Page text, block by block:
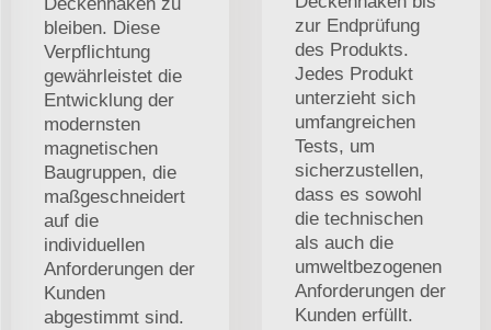
Deckenhaken zu
bleiben. Diese
Verpflichtung
gewährleistet die
Entwicklung der
modernsten
magnetischen
Baugruppen, die
maßgeschneidert
auf die
individuellen
Anforderungen der
Kunden
abgestimmt sind.
zur Endprüfung
des Produkts.
Jedes Produkt
unterzieht sich
umfangreichen
Tests, um
sicherzustellen,
dass es sowohl
die technischen
als auch die
umweltbezogenen
Anforderungen der
Kunden erfüllt.